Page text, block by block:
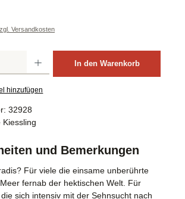
Versandkosten
In den Warenkorb
hinzufügen
32928
Kiessling
und Bemerkungen
Für viele die einsame unberührte
fernab der hektischen Welt. Für
sich intensiv mit der Sehnsucht nach